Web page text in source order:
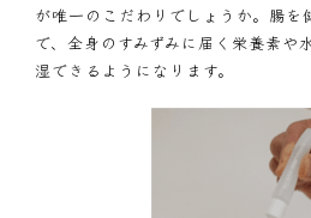
が唯一のこだわりでしょうか。腸を
で、全身のすみずみに届く栄養素や
湿できるようになります。